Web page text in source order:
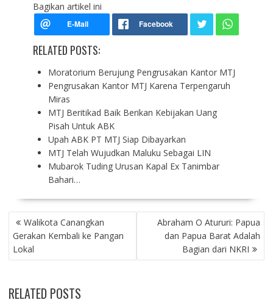
Bagikan artikel ini
RELATED POSTS:
Moratorium Berujung Pengrusakan Kantor MTJ
Pengrusakan Kantor MTJ Karena Terpengaruh
Miras
MTJ Beritikad Baik Berikan Kebijakan Uang
Pisah Untuk ABK
Upah ABK PT MTJ Siap Dibayarkan
MTJ Telah Wujudkan Maluku Sebagai LIN
Mubarok Tuding Urusan Kapal Ex Tanimbar
Bahari…
P
O
S
T
A
Walikota Canangkan
Gerakan Kembali ke Pangan
Lokal
Abraham O Atururi: Papua
dan Papua Barat Adalah
Bagian dari NKRI
RELATED POSTS